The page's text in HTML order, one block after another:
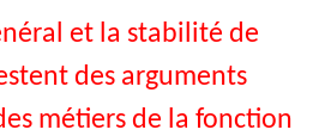
et la stabilité de
des arguments
métiers de la fonction